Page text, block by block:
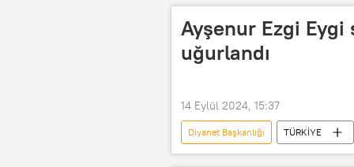
Diyanet-Sen
Diyanet İşleri
Ayşenur Ezgi
uğurlandı
14 Eylül 2024, 15:37
Diyanet Başkanlığı TÜRKİYE
otopsi
TBMM Başkanlığı